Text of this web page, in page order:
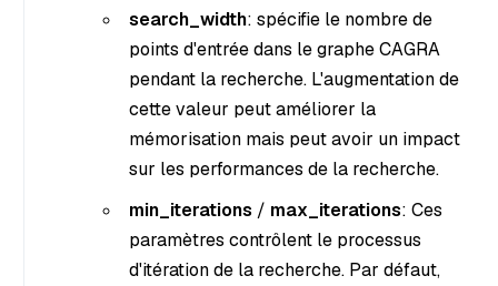
search_width: spécifie le nombre de
points d'entrée dans le graphe CAGRA
pendant la recherche. L'augmentation de
cette valeur peut améliorer la
mémorisation mais peut avoir un impact
sur les performances de la recherche.
min_iterations / max_iterations: Ces
paramètres contrôlent le processus
d'itération de la recherche. Par défaut,